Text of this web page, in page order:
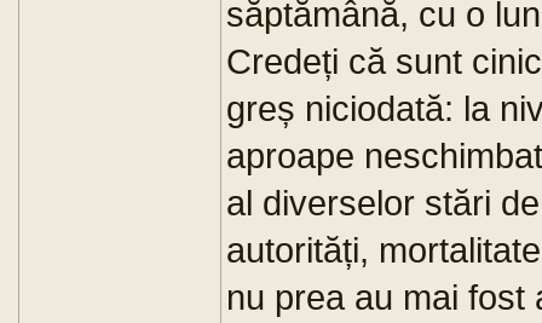
săptămână, cu o
Credeți că sunt
greș niciodată: la
aproape
al diverselor stări
autorități,
nu prea au mai fost